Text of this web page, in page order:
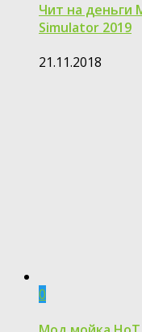
Чит на деньги
Simulator 2019
21.11.2018
0